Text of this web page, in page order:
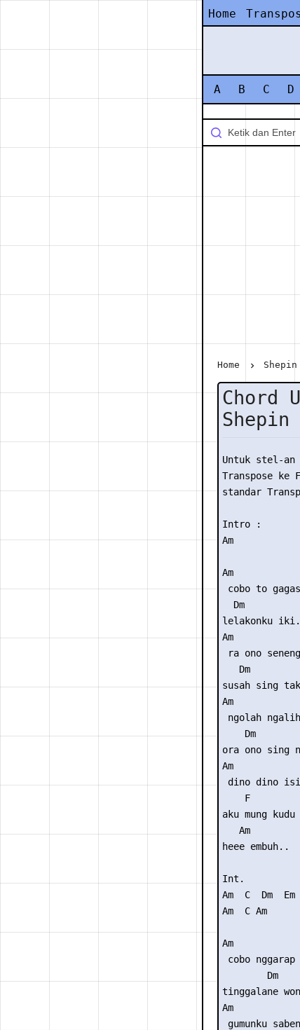
Home
A B C D
Home
Chord
Shepin
Untuk stel-an
Transpose ke
standar
Intro :
Am
Am
cobo to
  Dm
lelakonku
Am
ra ono
   Dm
susah sing
Am
ngolah ngalih
    Dm
ora ono sing
Am
dino dino
    F
aku mung
   Am
heee embuh..
Int.
Am  C  Dm  Em
Am  C Am
Am
cobo nggarap
        Dm
tinggalane
Am
gumunku